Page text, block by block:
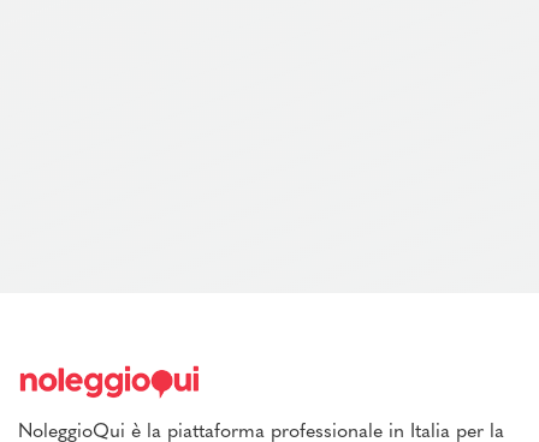
NoleggioQui è la piattaforma professionale in Italia per la